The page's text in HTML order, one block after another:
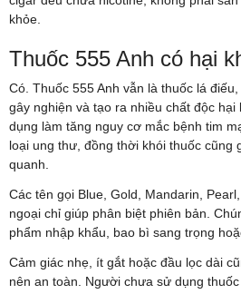
khỏe.
Thuốc 555 Anh có hại
Có. Thuốc 555 Anh vẫn là thuốc lá
gây nghiện và tạo ra nhiều chất độc
dụng làm tăng nguy cơ mắc bệnh tim
loại ung thư, đồng thời khói thuốc cũng
quanh.
Các tên gọi Blue, Gold, Mandarin,
ngoại chỉ giúp phân biệt phiên bản.
phẩm nhập khẩu, bao bì sang trọng
Cảm giác nhẹ, ít gắt hoặc đầu lọc dài
nên an toàn. Người chưa sử dụng thuốc